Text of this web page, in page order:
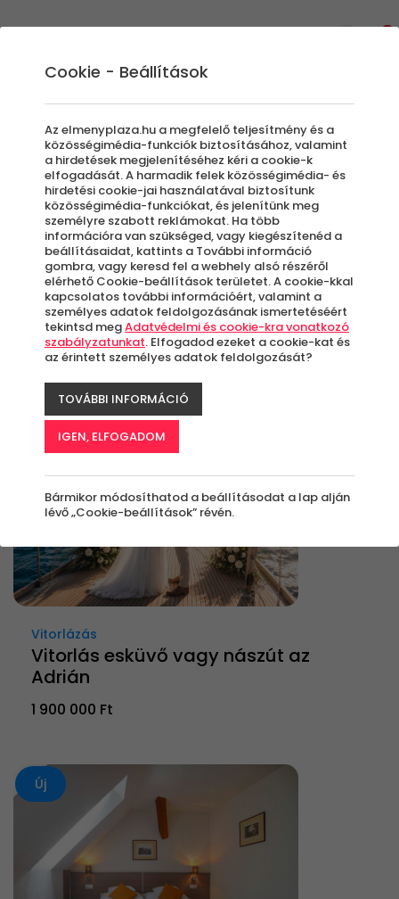
Élmények
Szűrők beállítása
Élmények
Rendezés:
Vitorlázás
Vitorlás esküvő vagy nászút az
Adrián
1 900 000 Ft
Új
Cookie - Beállítások
Az elmenyplaza.hu a megfelelő teljesítmény és a
közösségimédia-funkciók biztosításához, valamint
a hirdetések megjelenítéséhez kéri a cookie-k
elfogadását. A harmadik felek közösségimédia- és
hirdetési cookie-jai használatával biztosítunk
közösségimédia-funkciókat, és jelenítünk meg
személyre szabott reklámokat. Ha több
információra van szükséged, vagy kiegészítenéd a
beállításaidat, kattints a További információ
gombra, vagy keresd fel a webhely alsó részéről
elérhető Cookie-beállítások területet. A cookie-kkal
kapcsolatos további információért, valamint a
személyes adatok feldolgozásának ismertetéséért
tekintsd megAdatvédelmi és cookie-kra vonatkozó
szabályzatunkat. Elfogadod ezeket a cookie-kat és
az érintett személyes adatok feldolgozását?
TOVÁBBI INFORMÁCIÓ
IGEN, ELFOGADOM
Bármikor módosíthatod a beállításodat a lap alján
lévő „Cookie-beállítások” révén.